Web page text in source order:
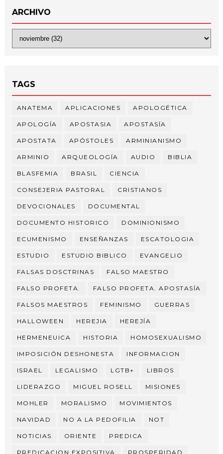
ARCHIVO
TAGS
ANATEMA APLICACIONES APOLOGÉTICA
APOLOGÍA APOSTASIA APOSTASÍA
APOSTATA APÓSTOLES ARMINIANISMO
ARMINIO ARQUEOLOGÍA AUDIO BIBLIA
BLASFEMIA BRASIL CIENCIA
CONSEJERIA PASTORAL CRISTIANOS
DEVOCIONALES DOCUMENTAL
DOCUMENTO HISTORICO DOMINIONISMO
ECUMENISMO ENSEÑANZAS ESCATOLOGIA
ESTUDIO ESTUDIO BIBLICO EVANGELIO
FALSAS DOSCTRINAS FALSO MAESTRO
FALSO PROFETA. FALSO PROFETA. APOSTASÍA
FALSOS MAESTROS FEMINISMO GUERRAS
HALLOWEEN HEREJIA HEREJÍA
HERMENEUICA HISTORIA HOMOSEXUALISMO
IMPOSICIÓN DESHONESTA INFORMACION
ISRAEL LEGALISMO LGTB+ LIBROS
LIDERAZGO MIGUEL ROSELL MISIONES
MOHLER MORALISMO MOVIMIENTOS
NAVIDAD NO A LA PEDOFILIA NOT
NOTICIAS ORIENTE PREDICA
PREDICACION EXPOSITIVA PROSPERIDAD